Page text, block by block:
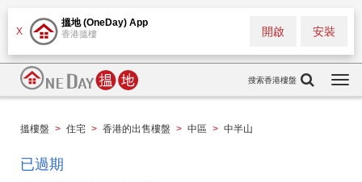
X
搵地 (OneDay) App
香港搵樓 安裝
開啟
搜索香港樓盤
搵樓盤 > 住宅 > 香港的出售樓盤 > 中區 > 中半山
已過期